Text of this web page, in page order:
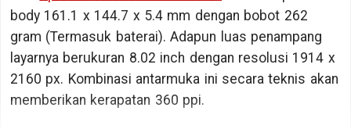
body 161.1 x 144.7 x 5.4 mm dengan bobot 262
gram (Termasuk baterai). Adapun luas penampang
layarnya berukuran 8.02 inch dengan resolusi 1914 x
2160 px. Kombinasi antarmuka ini secara teknis akan
memberikan kerapatan 360 ppi.